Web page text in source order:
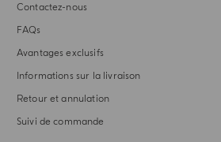
Contactez-nous
FAQs
Avantages exclusifs
Informations sur la livraison
Retour et annulation
Suivi de commande